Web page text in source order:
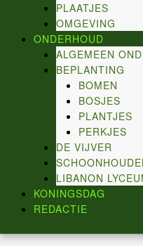
PLAATJES
OMGEVING
ONDERHOUD
ALGEMEEN
BEPLANTING
BOMEN
BOSJES
PLANTJES
PERKJES
DE VIJVER
LIBANON
KONINGSDAG
REDACTIE